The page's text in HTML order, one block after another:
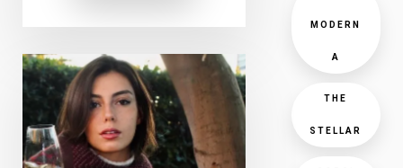
MODERN
A
THE
STELLAR